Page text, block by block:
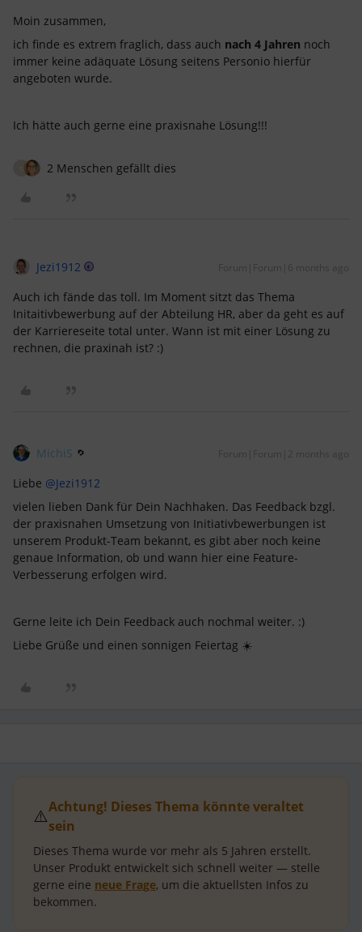
Moin zusammen,
ich finde es extrem fraglich, dass auch nach 4 Jahren noch
immer keine adäquate Lösung seitens Personio hierfür
angeboten wurde.
Ich hätte auch gerne eine praxisnahe Lösung!!!
N 2 Menschen gefällt dies
Jezi1912 Forum|Forum|6 months ago
Auch ich fände das toll. Im Moment sitzt das Thema
Initaitivbewerbung auf der Abteilung HR, aber da geht es auf
der Karriereseite total unter. Wann ist mit einer Lösung zu
rechnen, die praxinah ist? :)
MichiS Forum|Forum|2 months ago
Liebe ​ @Jezi1912
vielen lieben Dank für Dein Nachhaken. Das Feedback bzgl.
der praxisnahen Umsetzung von Initiativbewerbungen ist
unserem Produkt-Team bekannt, es gibt aber noch keine
genaue Information, ob und wann hier eine Feature-
Verbesserung erfolgen wird.
Gerne leite ich Dein Feedback auch nochmal weiter. :)
Liebe Grüße und einen sonnigen Feiertag ☀️
⚠️Achtung! Dieses Thema könnte veraltet
sein
Dieses Thema wurde vor mehr als 5 Jahren erstellt.
Unser Produkt entwickelt sich schnell weiter — stelle
gerne eine neue Frage, um die aktuellsten Infos zu
bekommen.